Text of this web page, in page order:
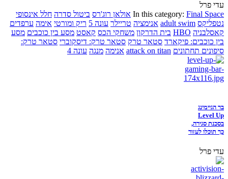
עדי פרל
In this category: Final Space אולאן רוג'רס ביטול סדרה חלל אינסופי
נטפליקס adult swim אנימציה טריילר עונה 5 ריק ומורטי אימה ערפדים
קאסלבניה HBO בית הדרקון משחקי הכס קאסט מסע בין כוכבים מסע
בין כוכבים: פיקארד סטאר טרק סטאר טרק: דיסקוברי סטאר טרק:
סיפונים תחתונים attack on titan אנימה מנגה עונה 4
בר הגיימינג
Level Up
בסכנת סגירה,
כך תוכלו לעזור
עדי פרל